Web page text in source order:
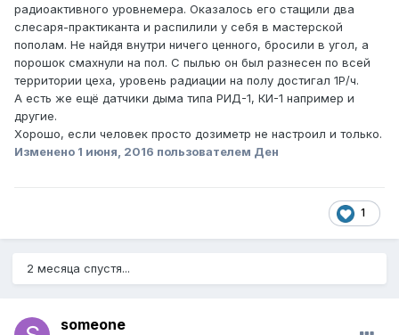
радиоактивного уровнемера. Оказалось его стащили два
слесаря-практиканта и распилили у себя в мастерской
пополам. Не найдя внутри ничего ценного, бросили в угол, а
порошок смахнули на пол. С пылью он был разнесен по всей
территории цеха, уровень радиации на полу достигал 1Р/ч.
А есть же ещё датчики дыма типа РИД-1, КИ-1 например и
другие.
Хорошо, если человек просто дозиметр не настроил и только.
Изменено 1 июня, 2016 пользователем Ден
1
2 месяца спустя...
someone